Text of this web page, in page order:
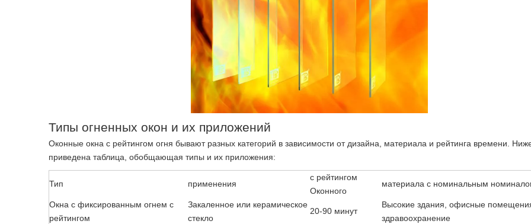
Типы огненных окон и их приложений
Оконные окна с рейтингом огня бывают разных категорий в зависимости от дизайна, материала и рейтинга времени.
приведена таблица, обобщающая типы и их приложения:
Тип применения
с рейтингом
Оконного
материала с номинальным
Окна с фиксированным огнем с
рейтингом
Закаленное или керамическое
стекло
20-90 минут
Высокие здания, офисные
здравоохранение